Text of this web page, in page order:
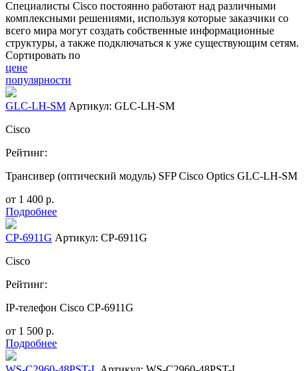
Специалисты Cisco постоянно работают над различными
комплексными решениями, используя которые заказчики со
всего мира могут создать собственные информационные
структуры, а также подключаться к уже существующим сетям.
Сортировать по
цене
популярности
GLC-LH-SM Артикул: GLC-LH-SM
Cisco
Рейтинг:
Трансивер (оптический модуль) SFP Cisco Optics GLC-LH-SM
от 1 400 р.
Подробнее
CP-6911G Артикул: CP-6911G
Cisco
Рейтинг:
IP-телефон Cisco CP-6911G
от 1 500 р.
Подробнее